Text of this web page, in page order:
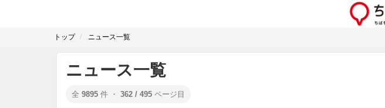
トップ ニュース一覧
ニュース一覧
全 9895 件 ・ 362 / 495 ページ目